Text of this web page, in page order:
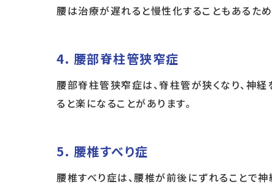
腰は治療が遅れると慢性化することもあるため
4. 腰部脊柱管狭窄症
腰部脊柱管狭窄症は、脊柱管が狭くなり、神
ると楽になることがあります。
5. 腰椎すべり症
腰椎すべり症は、腰椎が前後にずれることで